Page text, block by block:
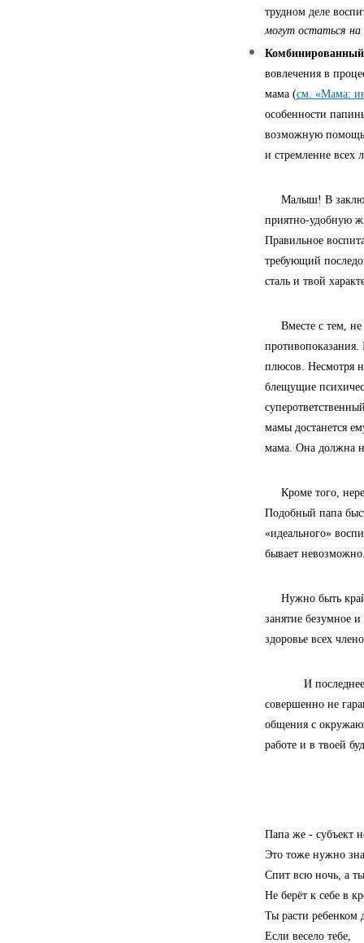
трудном деле
могут остаться
вовлечения в
мама (см. «Мама:
особенности
возможную помощь
и стремление всех
Малыш! В
приятно-удобную
Правильное
требующий
сталь и твой
Вместе с тем, не
плюсов. Несмотря
блещущие
мамы достанется
мама. Она должна
Кроме того,
Подобный папа
«идеального»
бывает
Нужно быть
занятие безумное
здоровье всех
И последнее, но
совершенно не
общения с
работе и в твоей
Папа же - субъект
Это тоже нужно
Спит всю ночь, а
Не берёт к себе в
Ты расти ребенком
Если весело тебе,